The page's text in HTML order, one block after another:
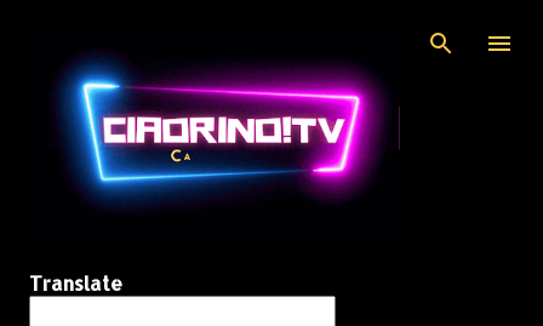
Translate